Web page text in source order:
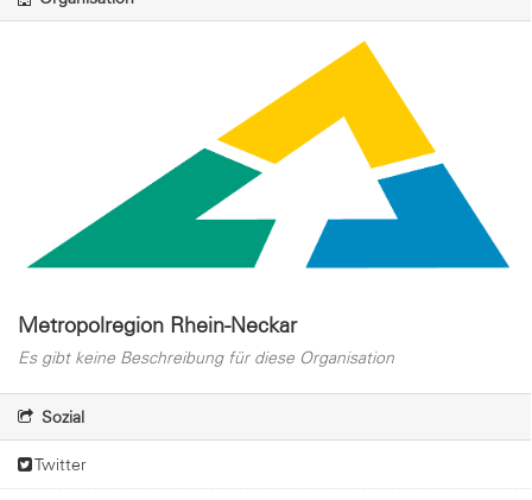
Metropolregion Rhein-Neckar
Es gibt keine Beschreibung für diese Organisation
Sozial
Twitter